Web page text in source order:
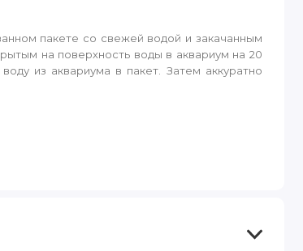
пакете со свежей водой и закачанным
на поверхность воды в аквариум на 20
из аквариума в пакет. Затем аккуратно